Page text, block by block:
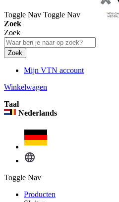
Toggle Nav Toggle Nav
Zoek
Zoek
Zoek
Mijn VTN account
Winkelwagen
Taal
Nederlands
Toggle Nav
Producten